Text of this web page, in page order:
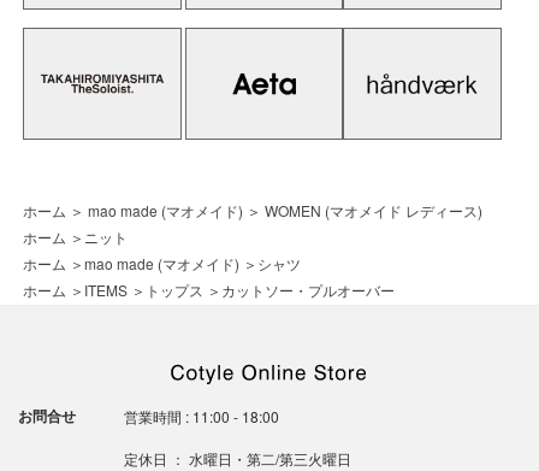
ホーム ＞ mao made (マオメイド) ＞ WOMEN (マオメイド レディース)
ホーム ＞ ニット
ホーム ＞mao made (マオメイド) ＞ シャツ
ホーム ＞ ITEMS ＞ トップス ＞ カットソー・プルオーバー
お問合せ 営業時間 : 11:00 - 18:00
定休日 ： 水曜日・第二/第三火曜日